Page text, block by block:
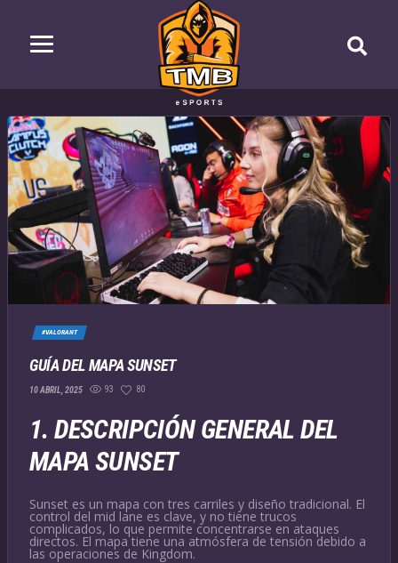
#VALORANT
GUÍA DEL MAPA SUNSET
10 ABRIL, 2025 93 80
1.DESCRIPCIÓN GENERAL DEL
MAPA SUNSET
Sunset es un mapa con tres carriles y diseño tradicional. El
control del mid lane es clave, y no tiene trucos
complicados, lo que permite concentrarse en ataques
directos. El mapa tiene una atmósfera de tensión debido a
las operaciones de Kingdom.